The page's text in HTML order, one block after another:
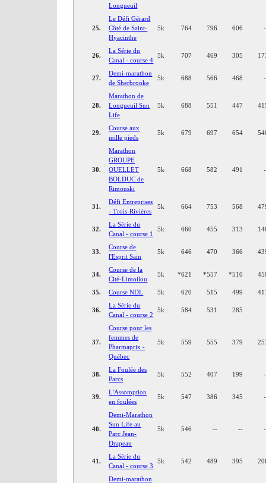
Longueuil
25.
Le Défi Gérard
Côté de Saint-
Hyacinthe
5k 764 796 606
26.
La Série du
Canal - course 4
5k 707 469 305
27.
Demi-marathon
de Sherbrooke
5k 688 566 468
28.
Marathon de
Longueuil Sun
Life
5k 688 551 447
29.
Course aux
mille pieds
5k 679 697 654
30.
Marathon
GROUPE
OUELLET
BOLDUC de
Rimouski
5k 668 582 491
31.
Défi Entreprises
- Trois-Rivières
5k 664 753 568
32.
La Série du
Canal - course 1
5k 660 455 313
33.
Course de
l'Esprit Sain
5k 646 470 366
34.
Course de la
Cité-Limoilou
5k *621 *557 *510
35. Course NDL 5k 620 515 499
36.
La Série du
Canal - course 2
5k 584 531 285
37.
Course pour les
femmes de
Pharmaprix -
Québec
5k 559 555 379
38.
La Foulée des
Parcs
5k 552 407 199
39.
L'Assomption
en foulées
5k 547 386 345
40.
Demi-Marathon
Sun Life au
Parc Jean-
Drapeau
5k 546 -- --
41.
La Série du
Canal - course 3
5k 542 489 395
Demi-marathon